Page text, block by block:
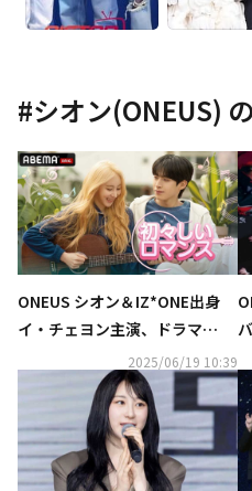
#シオン(ONEUS)
ONEUS シオン＆IZ*ONE出身
イ・チェヨン主演、ドラマ
「初々しいロマンス」ABEMAに
て独占無料配信が決定！
2025/06/19 10:39